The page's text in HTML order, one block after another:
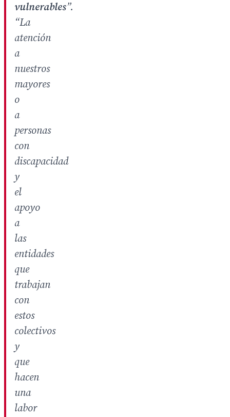
vulnerables”.
“La
atención
a
nuestros
mayores
o
a
personas
con
discapacidad
y
el
apoyo
a
las
entidades
que
trabajan
con
estos
colectivos
y
que
hacen
una
labor